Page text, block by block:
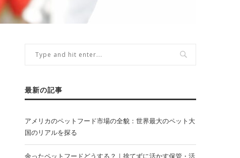
最新の記事
アメリカのペットフード市場の全貌：世界最大のペット大
国のリアルを探る
余ったペットフードどうする？｜捨てずに活かす保管・活